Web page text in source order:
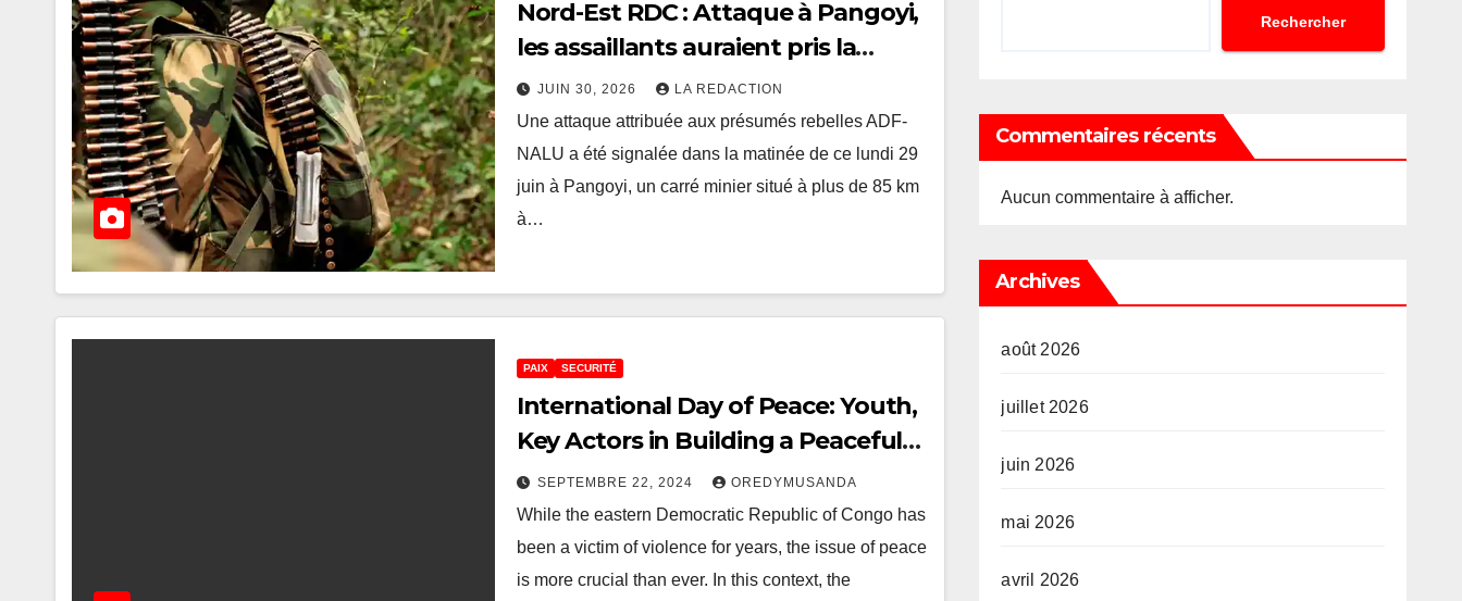
Nord-Est RDC : Attaque à Pangoyi,
les assaillants auraient pris la
direction de Tépe après des
violences
JUIN 30, 2026 LA REDACTION
Une attaque attribuée aux présumés rebelles ADF-
NALU a été signalée dans la matinée de ce lundi 29
juin à Pangoyi, un carré minier situé à plus de 85 km
à…
PAIX SECURITÉ
International Day of Peace: Youth,
Key Actors in Building a Peaceful
Future in DRC According to OJCAD
SEPTEMBRE 22, 2024 OREDYMUSANDA
While the eastern Democratic Republic of Congo has
been a victim of violence for years, the issue of peace
is more crucial than ever. In this context, the
Rechercher
Commentaires récents
Aucun commentaire à afficher.
Archives
août 2026
juillet 2026
juin 2026
mai 2026
avril 2026